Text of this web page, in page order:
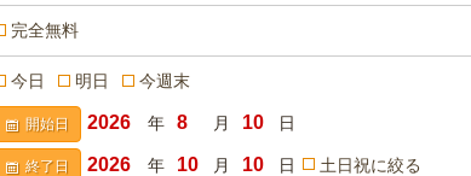
完全無料
今日 明日 今週末
開始日 年 月 日
終了日 年 月 日 土日祝に絞る